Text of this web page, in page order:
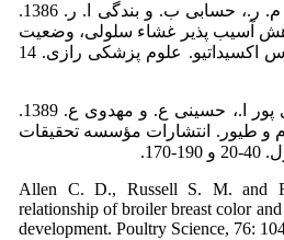
فیروزرأی م.، سراسگانی م. ر.، حسابی ب. و بندگی ا. ر. 1386.
آسیب پذیر غشاء سلولی، وضعیت
دفاع آنتی­اکسیداتیو و استرس اکسیداتیو. علوم پزشکی رازی. 14
محیطی اصلی م.، میمندی پور ا.، حسینی ع. و مهدوی ع. 1389.
و طیور. انتشارات مؤسسه تحقیقات
Allen C. D., Russell S. M. and
relationship of broiler breast color
development. Poultry Science, 76: